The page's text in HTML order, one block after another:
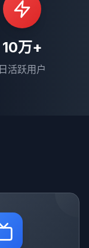
10万+
日活跃用户